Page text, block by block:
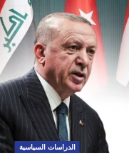
الدراسات السياسية